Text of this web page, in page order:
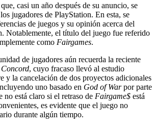
casi un año después de su anuncio, se
jugadores de PlayStation. En esta, se
de juegos y su opinión acerca del
Notablemente, el título del juego fue referido
como Fairgames.
de jugadores aún recuerda la reciente
Concord, cuyo fracaso llevó al estudio
y la cancelación de dos proyectos adicionales
uno basado en God of Warpor parte
está claro si el retraso de Fairgame$ está
es evidente que el juego no
durante algún tiempo.